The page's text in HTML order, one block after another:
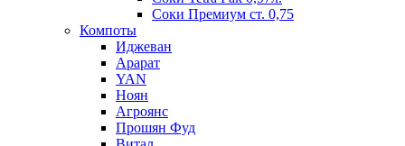
Соки Премиум ст. 0,75
Компоты
Иджеван
Арарат
YAN
Ноян
Агроянс
Прошян Фуд